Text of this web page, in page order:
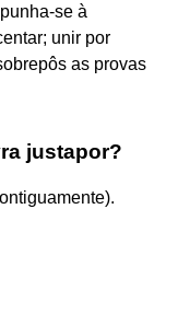
se à
unir por
as provas
justapor?